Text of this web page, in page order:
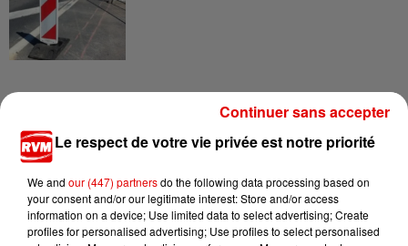
TITRES DIFFUSÉS
8h18
8h18 8h14
8h14 8h11
8h11
Le respect de votre vie privée est notre priorité
We and our (447) partnersdo the following data processing based on
your consent and/or our legitimate interest: Store and/or access
information on a device; Use limited data to select advertising; Create
profiles for personalised advertising; Use profiles to select personalised
Continuer sans accepter